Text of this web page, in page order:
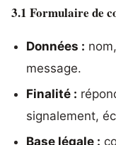
3.1 Formulaire de
Données :
message.
Finalité :
signalement,
Base légale :